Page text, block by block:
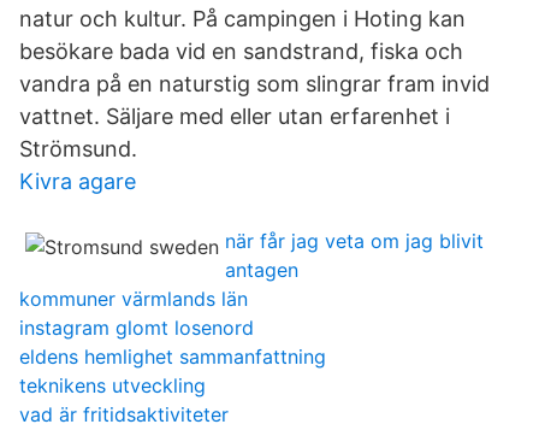
natur och kultur. På campingen i Hoting kan
besökare bada vid en sandstrand, fiska och
vandra på en naturstig som slingrar fram invid
vattnet. Säljare med eller utan erfarenhet i
Strömsund.
Kivra agare
när får jag veta om jag blivit
antagen
kommuner värmlands län
instagram glomt losenord
eldens hemlighet sammanfattning
teknikens utveckling
vad är fritidsaktiviteter